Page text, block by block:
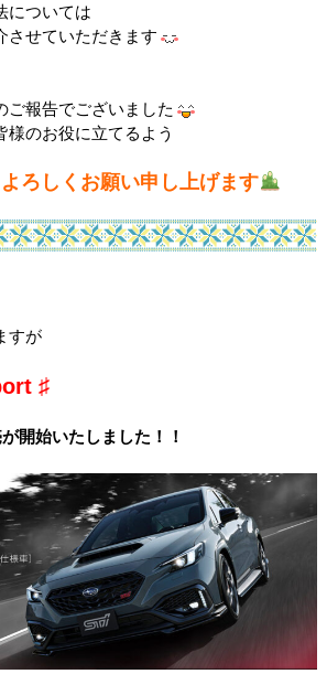
については
させていただきます
ご報告でございました
のお役に立てるよう
ろしくお願い申し上げます
すが
♯
開始いたしました！！